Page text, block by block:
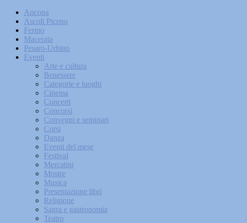
Ancona
Ascoli Piceno
Fermo
Macerata
Pesaro-Urbino
Eventi
Arte e cultura
Benessere
Categorie e luoghi
Cinema
Concerti
Concorsi
Convegni e seminari
Corsi
Danza
Eventi del mese
Festival
Mercatini
Mostre
Musica
Presentazione libri
Religione
Sagra e gastronomia
Teatro